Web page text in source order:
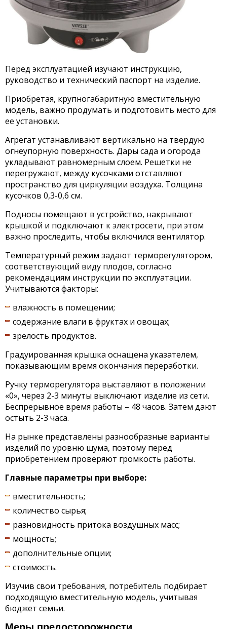
Перед эксплуатацией изучают инструкцию,
руководство и технический паспорт на изделие.
Приобретая, крупногабаритную вместительную
модель, важно продумать и подготовить место для
ее установки.
Агрегат устанавливают вертикально на твердую
огнеупорную поверхность. Дары сада и огорода
укладывают равномерным слоем. Решетки не
перегружают, между кусочками отставляют
пространство для циркуляции воздуха. Толщина
кусочков 0,3-0,6 см.
Подносы помещают в устройство, накрывают
крышкой и подключают к электросети, при этом
важно проследить, чтобы включился вентилятор.
Температурный режим задают терморегулятором,
соответствующий виду плодов, согласно
рекомендациям инструкции по эксплуатации.
Учитываются факторы:
влажность в помещении;
содержание влаги в фруктах и овощах;
зрелость продуктов.
Градуированная крышка оснащена указателем,
показывающим время окончания переработки.
Ручку терморегулятора выставляют в положении
«0», через 2-3 минуты выключают изделие из сети.
Беспрерывное время работы – 48 часов. Затем дают
остыть 2-3 часа.
На рынке представлены разнообразные варианты
изделий по уровню шума, поэтому перед
приобретением проверяют громкость работы.
Главные параметры при выборе:
вместительность;
количество сырья;
разновидность притока воздушных масс;
мощность;
дополнительные опции;
стоимость.
Изучив свои требования, потребитель подбирает
подходящую вместительную модель, учитывая
бюджет семьи.